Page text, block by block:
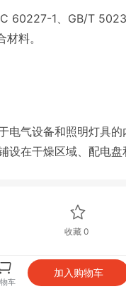
60227-1、GB/T
料。
电气设备和照明灯具
设在干燥区域、配电盘
收藏 0
车